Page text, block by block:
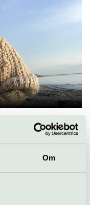
Om
Barje och